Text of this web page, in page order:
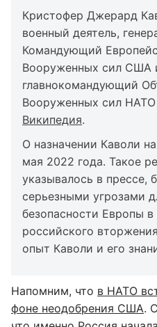
Кристофер Джерард
военный деятель,
Командующий
Вооруженных сил США
главнокомандующий
Вооруженных сил
Википедия.
О назначении Каволи
мая 2022 года. Такое
указывалось в прессе,
серьезными угрозами
безопасности Европы
российского
опыт Каволи и его
Напомним, что в НАТО
фоне неодобрения США.